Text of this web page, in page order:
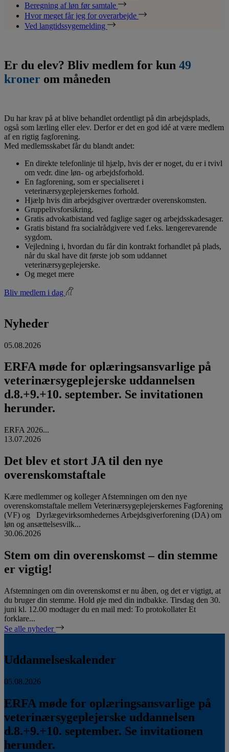
Beregning af løn før samtale
Hvor meget får jeg for overarbejde
Ved langtidssygemelding
Er du elev? Bliv medlem for kun 49
kroner om måneden
Du har krav på at blive behandlet ordentligt på din arbejdsplads,
også som lærling eller elev. Derfor er det en god idé at være medlem
af en rigtig fagforening.
Med medlemsskabet får du blandt andet:
En direkte telefonlinje til hjælp, hvis der er noget, du er i tvivl
om vedr. dine løn- og arbejdsforhold.
En fagforening, som er specialiseret i
veterinærsygeplejerskernes forhold.
Hjælp hvis din arbejdsgiver overtræder overenskomsten.
Gruppelivsforsikring.
Gratis advokatbistand ved faglige sager og arbejdsskadesager.
Gratis bistand fra socialrådgivere ved f.eks. længerevarende
sygdom.
Vejledning i, hvordan du får din kontrakt forhandlet på plads,
når du skal have dit første job som uddannet
veterinærsygeplejerske.
Og meget mere
Bliv medlem i dag
Nyheder
05.08.2026
ERFA møde for oplæringsansvarlige på
veterinærsygeplejerske uddannelsen
d.8.+9.+10. september. Se invitationen
herunder.
ERFA 2026...
13.07.2026
Det blev et stort JA til den nye
overenskomstaftale
Kære medlemmer og kolleger Afstemningen om den nye
overenskomstaftale mellem Veterinærsygeplejerskernes Fagforening
(VF) og Dyrlægevirksomhedernes Arbejdsgiverforening (DA) om
løn og ansættelsesvilk...
30.06.2026
Stem om din overenskomst – din stemme
er vigtig!
Afstemningen om din overenskomst er nu åben, og det er vigtigt, at
du bruger din stemme. Hold øje med din indbakke. Tirsdag den 30.
juni kl. 12.00 modtager du en mail med: To protokollater Et
forklare...
Se alle nyheder
Uddannelseskalender
05.08.2026
ERFA møde for oplæringsansvarlige på
veterinærsygeplejerske uddannelsen
d.8.+9.+10. september. Se invitationen
herunder.